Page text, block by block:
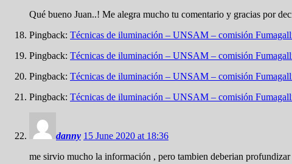
Qué bueno Juan..! Me alegra mucho tu comentario y gracias por
Pingback: Técnicas de iluminación – UNSAM – comisión
Pingback: Técnicas de iluminación – UNSAM – comisión
Pingback: Técnicas de iluminación – UNSAM – comisión
Pingback: Técnicas de iluminación – UNSAM – comisión
danny 15 June 2020 at 18:36
me sirvio mucho la información , pero tambien deberian